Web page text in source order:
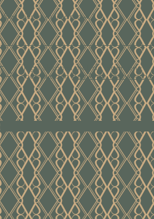
Voer hier je mailadres in
Ik ga akkoord met de algemene
voorwaarden Bekijk de